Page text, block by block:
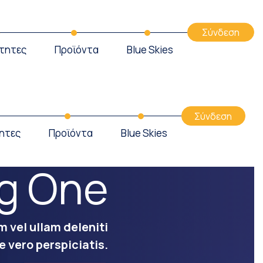
Προϊόντα Blue Skies
Σύνδεση
Προϊόντα Blue Skies
Σύνδεση
One
vel ullam deleniti
vero perspiciatis.